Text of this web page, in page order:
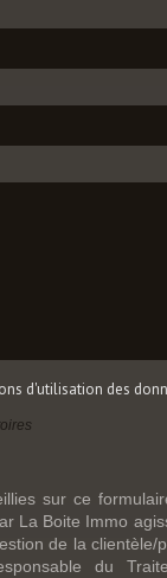
d'utilisation des
sur ce
La Boite Immo
de la clientèle/
du